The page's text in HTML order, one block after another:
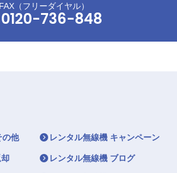
FAX（フリーダイヤル）
0120-736-848
の他 レンタル無線機 キャンペーン
レンタル無線機 ブログ